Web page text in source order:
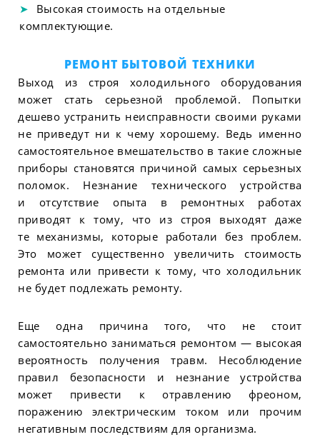
Высокая стоимость на отдельные
комплектующие.
РЕМОНТ БЫТОВОЙ ТЕХНИКИ
Выход из строя холодильного оборудования
может стать серьезной проблемой. Попытки
дешево устранить неисправности своими руками
не приведут ни к чему хорошему. Ведь именно
самостоятельное вмешательство в такие сложные
приборы становятся причиной самых серьезных
поломок. Незнание технического устройства
и отсутствие опыта в ремонтных работах
приводят к тому, что из строя выходят даже
те механизмы, которые работали без проблем.
Это может существенно увеличить стоимость
ремонта или привести к тому, что холодильник
не будет подлежать ремонту.
Еще одна причина того, что не стоит
самостоятельно заниматься ремонтом — высокая
вероятность получения травм. Несоблюдение
правил безопасности и незнание устройства
может привести к отравлению фреоном,
поражению электрическим током или прочим
негативным последствиям для организма.